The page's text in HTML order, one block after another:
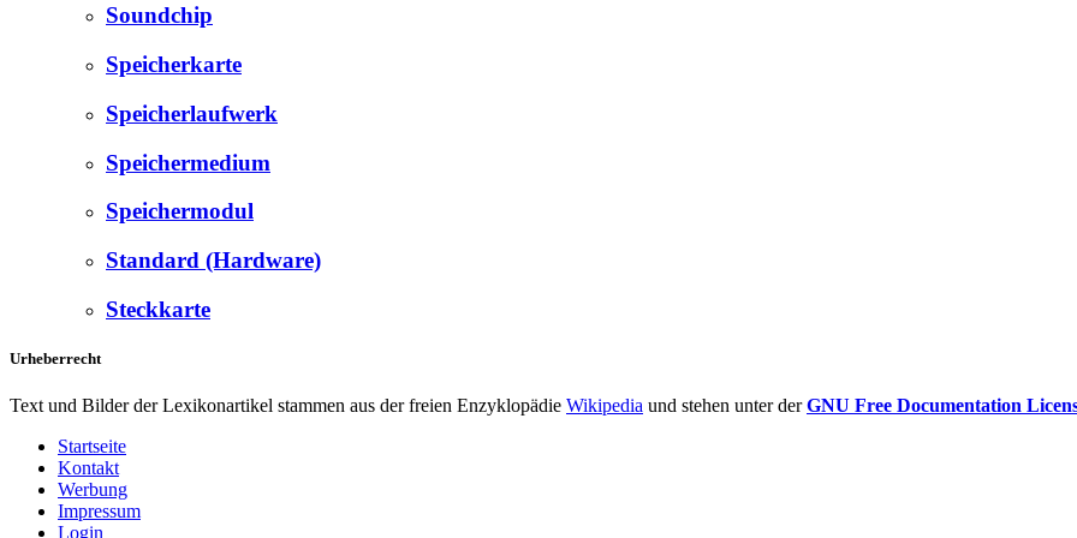
Soundchip
Speicherkarte
Speicherlaufwerk
Speichermedium
Speichermodul
Standard (Hardware)
Steckkarte
Urheberrecht
Text und Bilder der Lexikonartikel stammen aus der freien Enzyklopädie Wikipedia und stehen unter derGNU Free Documentation
Startseite
Kontakt
Werbung
Impressum
Login